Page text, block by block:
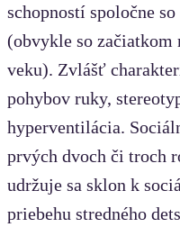
schopností spoločne
(obvykle so začiatkom
veku). Zvlášť
pohybov ruky,
hyperventilácia.
prvých dvoch či troch
udržuje sa sklon k
priebehu stredného